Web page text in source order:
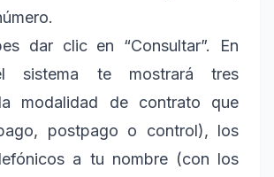
dar clic en “Consultar”. En
sistema te mostrará tres
modalidad de contrato que
postpago o control), los
a tu nombre (con los